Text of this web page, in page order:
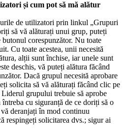
și cum pot să mă alătur
de utilizatori prin linkul „Grupuri
să vă alăturați unui grup, puteți
corespunzător. Nu toate
Cu toate acestea, unii necesită
alții sunt închise, iar unele sunt
deschis, vă puteți alătura făcând
Dacă grupul necesită aprobare
solicita să vă alăturați făcând clic pe
grupului trebuie să aprobe
cu siguranță de ce doriți să o
deranjați în mod continuu
respingeți solicitarea dvs.; sigur ai